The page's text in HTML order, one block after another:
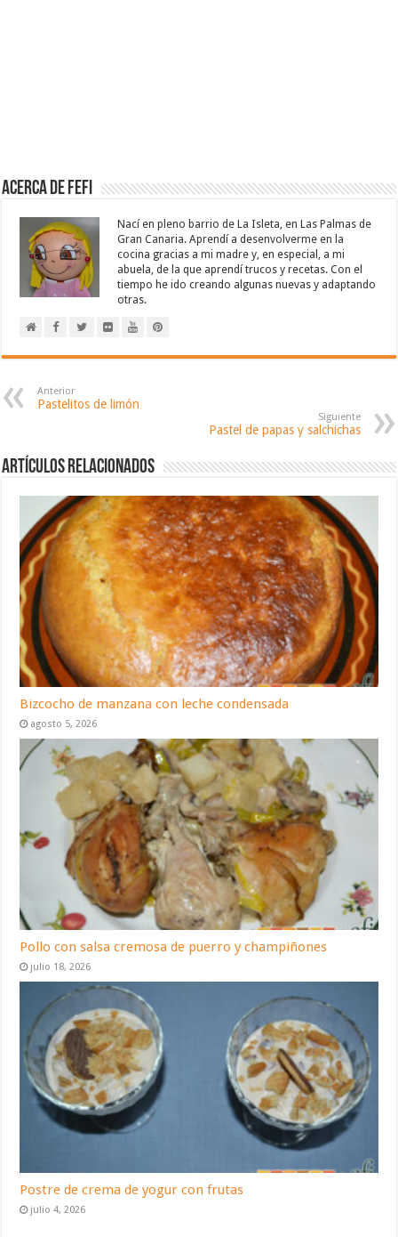
Acerca de Fefi
Nací en pleno barrio de La Isleta, en Las Palmas de
Gran Canaria. Aprendí a desenvolverme en la
cocina gracias a mi madre y, en especial, a mi
abuela, de la que aprendí trucos y recetas. Con el
tiempo he ido creando algunas nuevas y adaptando
otras.
Anterior
Pastelitos de limón
Siguiente
Pastel de papas y salchichas
Artículos relacionados
Bizcocho de manzana con leche condensada
agosto 5, 2026
Pollo con salsa cremosa de puerro y champiñones
julio 18, 2026
Postre de crema de yogur con frutas
julio 4, 2026